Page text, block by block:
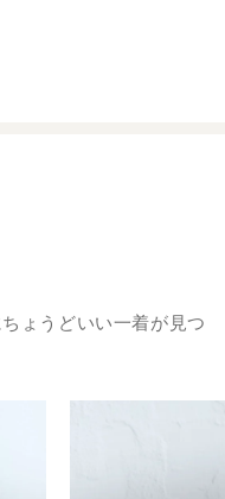
ょうどいい一着が見つ